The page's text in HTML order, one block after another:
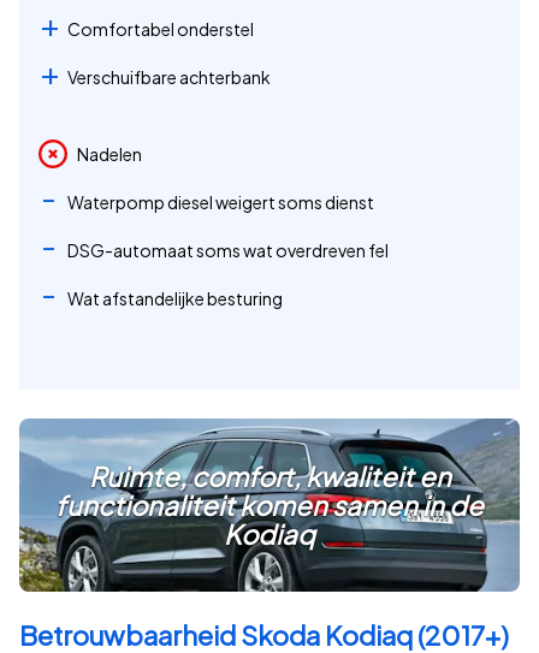
Comfortabel onderstel
Verschuifbare achterbank
Nadelen
Waterpomp diesel weigert soms dienst
DSG-automaat soms wat overdreven fel
Wat afstandelijke besturing
Ruimte, comfort, kwaliteit en
functionaliteit komen samen in de
Kodiaq
Betrouwbaarheid Skoda Kodiaq (2017+)